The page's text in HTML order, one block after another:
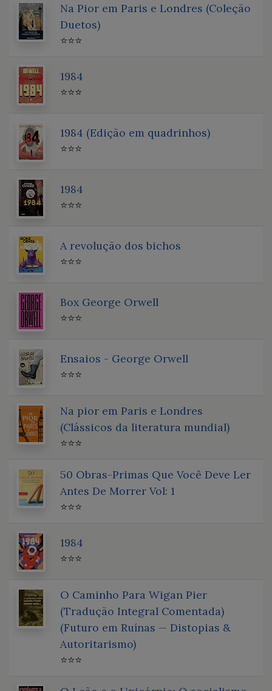
Na Pior em Paris e Londres (Coleção
Duetos)
⭐⭐⭐
1984
⭐⭐⭐
1984 (Edição em quadrinhos)
⭐⭐⭐
1984
⭐⭐⭐
A revolução dos bichos
⭐⭐⭐
Box George Orwell
⭐⭐⭐
Ensaios - George Orwell
⭐⭐⭐
Na pior em Paris e Londres
(Clássicos da literatura mundial)
⭐⭐⭐
50 Obras-Primas Que Você Deve Ler
Antes De Morrer Vol: 1
⭐⭐⭐
1984
⭐⭐⭐
O Caminho Para Wigan Pier
(Tradução Integral Comentada)
(Futuro em Ruínas — Distopias &
Autoritarismo)
⭐⭐⭐